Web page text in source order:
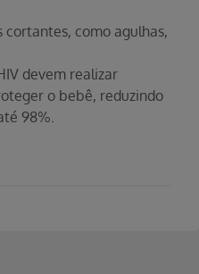
cortantes, como agulhas,
devem realizar
o bebê, reduzindo
98%.